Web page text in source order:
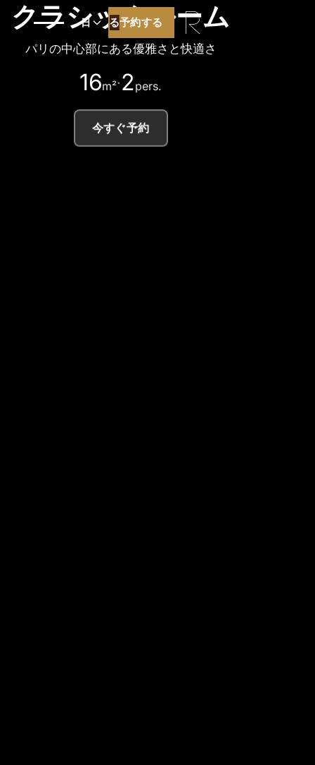
日 予約する
予約する
クラシックルーム
パリの中心部にある優雅さと快適さ
16m²·2pers.
今すぐ予約